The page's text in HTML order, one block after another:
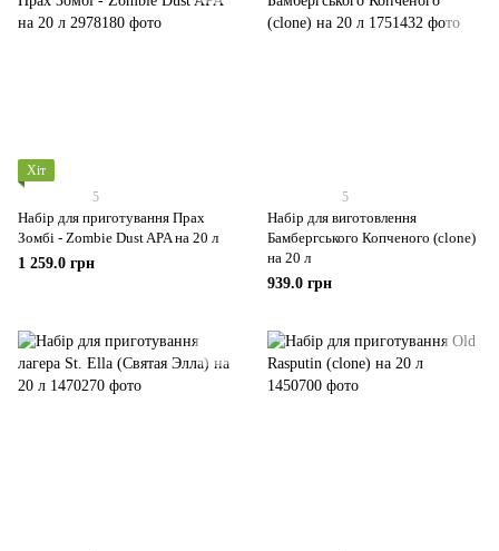
Хіт
5
Набір для приготування Прах
Зомбі - Zombie Dust APA на 20 л
1 259.0 грн
5
Набір для виготовлення
Бамбергського Копченого (clone)
на 20 л
939.0 грн